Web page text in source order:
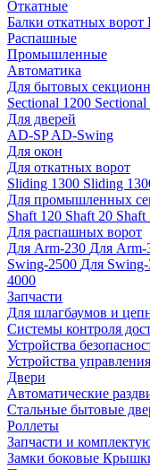
Откатные
Балки откатных ворот
Распашные
Промышленные
Автоматика
Для бытовых
Sectional 1200 Sectional
Для дверей
AD-SPAD-Swing
Для окон
Для откатных ворот
Sliding 1300 Sliding
Для промышленных
Shaft 120 Shaft 20 Shaft
Для распашных ворот
Для Arm-230 Для Arm-
Swing-2500 Для
4000
Запчасти
Для шлагбаумов и
Системы контроля
Устройства
Устройства управления
Двери
Автоматические
Стальные бытовые
Роллеты
Запчасти и
Замки боковые